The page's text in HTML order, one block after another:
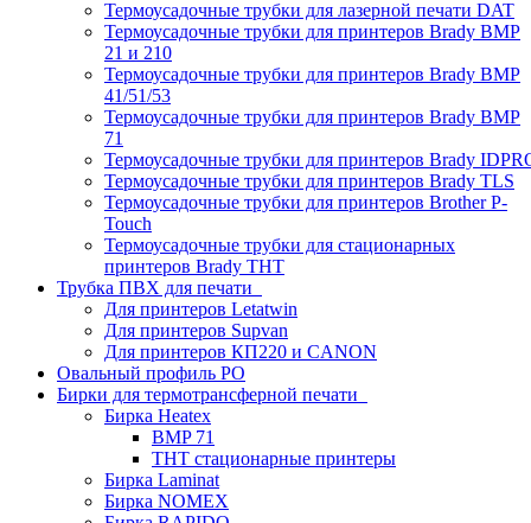
Термоусадочные трубки для лазерной печати DAT
Термоусадочные трубки для принтеров Brady BMP
21 и 210
Термоусадочные трубки для принтеров Brady BMP
41/51/53
Термоусадочные трубки для принтеров Brady BMP
71
Термоусадочные трубки для принтеров Brady
Термоусадочные трубки для принтеров Brady TLS
Термоусадочные трубки для принтеров Brother P-
Touch
Термоусадочные трубки для стационарных
принтеров Brady THT
Трубка ПВХ для печати
Для принтеров Letatwin
Для принтеров Supvan
Для принтеров КП220 и CANON
Овальный профиль PO
Бирки для термотрансферной печати
Бирка Heatex
BMP 71
THT стационарные принтеры
Бирка Laminat
Бирка NOMEX